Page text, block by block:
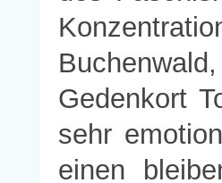
Gedenkort
sehr
einen